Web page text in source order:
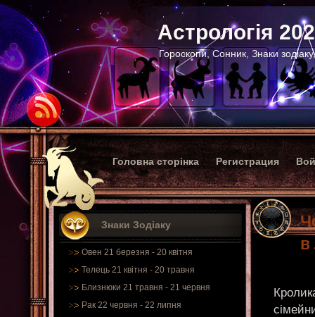
Астрологія
Гороскопи, Сонник, Знаки
Головна сторінка Регистрация
Знаки Зодіаку
Овен 21 березня - 20 квітня
Телець 21 квітня - 20 травня
Близнюки 21 травня - 21 червня
Рак 22 червня - 22 липня
в